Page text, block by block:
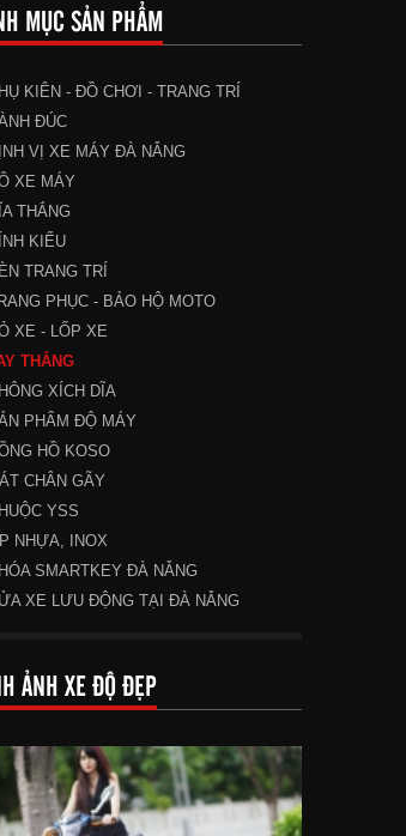
MỤC SẢN PHẨM
KIÊN - ĐỒ CHƠI - TRANG TRÍ
ĐÚC
VỊ XE MÁY ĐÀ NẴNG
XE MÁY
THẮNG
KIỂU
TRANG TRÍ
PHỤC - BẢO HỘ MOTO
XE - LỐP XE
THẮNG
XÍCH DĨA
PHẨM ĐỘ MÁY
HỒ KOSO
CHÂN GÃY
YSS
NHỰA, INOX
SMARTKEY ĐÀ NẴNG
XE LƯU ĐỘNG TẠI ĐÀ NẴNG
ẢNH XE ĐỘ ĐẸP